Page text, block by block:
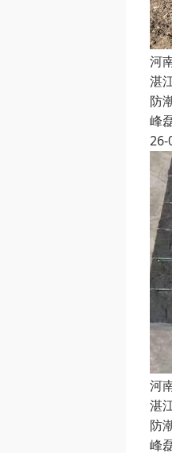
河
湛
防
峰
26-
河
湛
防
峰